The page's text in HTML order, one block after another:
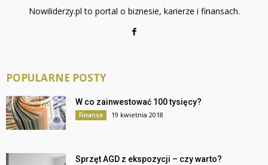
Nowiliderzy.pl to portal o biznesie, karierze i finansach.
POPULARNE POSTY
W co zainwestować 100 tysięcy?
Finanse 19 kwietnia 2018
Sprzęt AGD z ekspozycji – czy warto?